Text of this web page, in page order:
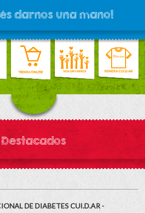
darnos una mano!
Destacados
DE DIABETES CUI.D.AR -